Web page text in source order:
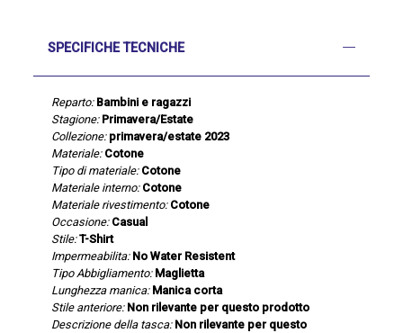
SPECIFICHE TECNICHE
Reparto: Bambini e ragazzi
Stagione: Primavera/Estate
Collezione: primavera/estate 2023
Materiale: Cotone
Tipo di materiale: Cotone
Materiale interno: Cotone
Materiale rivestimento: Cotone
Occasione: Casual
Stile: T-Shirt
Impermeabilita: No Water Resistent
Tipo Abbigliamento: Maglietta
Lunghezza manica: Manica corta
Stile anteriore: Non rilevante per questo prodotto
Descrizione della tasca: Non rilevante per questo